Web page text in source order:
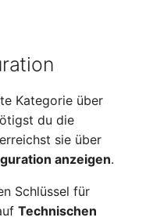
Kategorie über
du die
sie über
anzeigen.
Schlüssel für
Technischen